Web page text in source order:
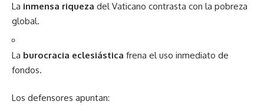
La inmensa riqueza del Vaticano contrasta con la pobreza
global.
La burocracia eclesiástica frena el uso inmediato de
fondos.
Los defensores apuntan: